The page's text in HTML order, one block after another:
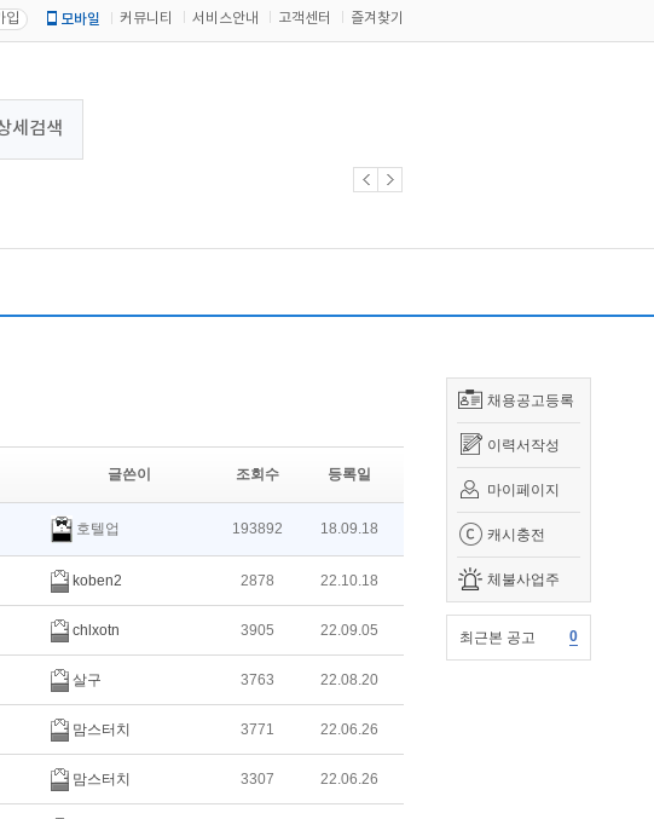
입 모바일 커뮤니티 서비스안내 고객센터 즐겨찾기
세검색
채용공고등록
이력서작성
마이페이지
캐시충전
체불사업주
최근본 공고 0
글쓴이 조회수 등록일
호텔업 193892 18.09.18
koben2 2878 22.10.18
chlxotn 3905 22.09.05
살구 3763 22.08.20
맘스터치 3771 22.06.26
맘스터치 3307 22.06.26